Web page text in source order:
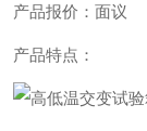
产品报价：面议
产品特点：